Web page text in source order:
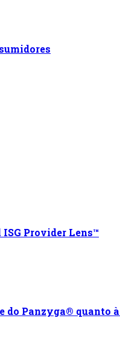
Provider Lens™
do Panzyga®